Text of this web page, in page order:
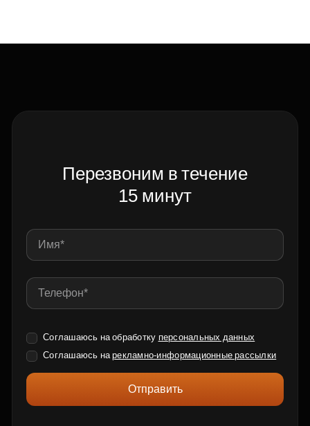
Перезвоним в течение
15 минут
Соглашаюсь на обработку персональных данных
Соглашаюсь нарекламно-информационные рассылки
Отправить